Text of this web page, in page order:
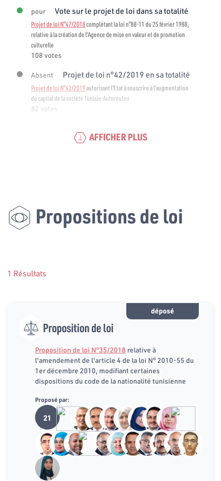
pour Vote sur le projet de loi dans sa totalité
Projet de loi N°47/2018complétant la loi n°88-11 du 25 février 1988,
relative à la création de l’Agence de mise en valeur et de promotion
culturelle
108 votes
Absent Projet de loi n°42/2019 en sa totalité
Projet de loi N°42/2019autorisant l'Etat à souscrire à l'augmentation
du capital de la société Tunisie-Autoroutes
82 votes
AFFICHER PLUS
Propositions de loi
1 Résultats
déposé
Proposition de loi
Proposition de loi N°35/2018 relative à
l'amendement de l'article 4 de la loi N° 2010-55 du
1er décembre 2010, modifiant certaines
dispositions du code de la nationalité tunisienne
Proposé par:
21